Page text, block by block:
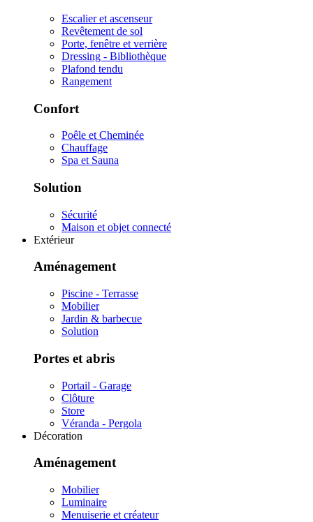
Escalier et ascenseur
Revêtement de sol
Porte, fenêtre et verrière
Dressing - Bibliothèque
Plafond tendu
Rangement
Confort
Poêle et Cheminée
Chauffage
Spa et Sauna
Solution
Sécurité
Maison et objet connecté
Extérieur
Aménagement
Piscine - Terrasse
Mobilier
Jardin & barbecue
Solution
Portes et abris
Portail - Garage
Clôture
Store
Véranda - Pergola
Décoration
Aménagement
Mobilier
Luminaire
Menuiserie et créateur